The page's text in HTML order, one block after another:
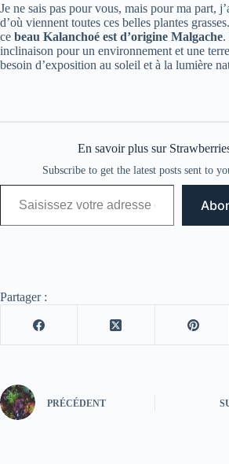
Je ne sais pas pour vous, mais pour ma part,
d’où viennent toutes ces belles plantes
ce beau Kalanchoé est d’origine Malgache.
inclinaison pour un environnement et une
besoin d’exposition au soleil et à la lumière
En savoir plus sur
Subscribe to get the latest posts sent to
Saisissez votre adresse e-mail…
Partager :
PRÉCÉDENT